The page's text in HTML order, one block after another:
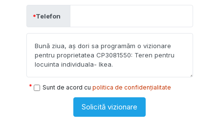
Telefon
Sunt de acord cu politica de confidențialitate
Solicită vizionare